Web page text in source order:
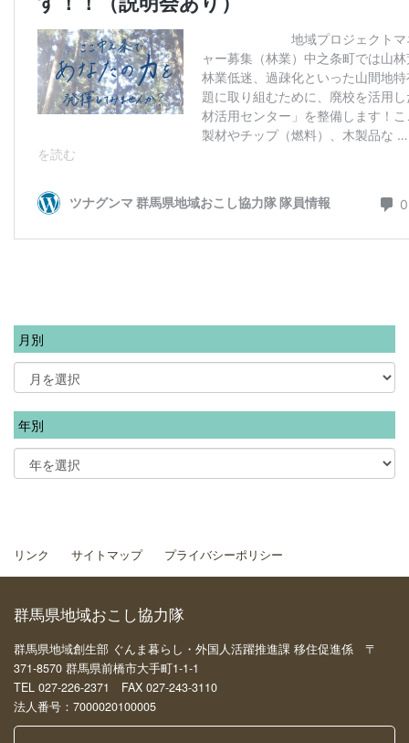
月別
年別
リンク サイトマップ プライバシーポリシー
群馬県地域おこし協力隊
群馬県地域創生部 ぐんま暮らし・外国人活躍推進課 移住促進係 〒
371-8570 群馬県前橋市大手町1-1-1
TEL 027-226-2371 FAX 027-243-3110
法人番号：7000020100005